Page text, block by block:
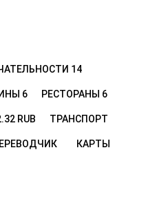
14
6 РЕСТОРАНЫ 6
RUB ТРАНСПОРТ
КАРТЫ